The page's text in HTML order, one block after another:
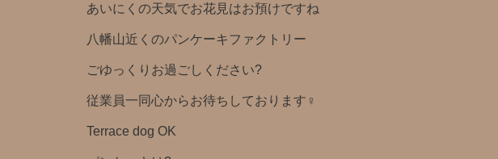
あいにくの天気️でお花見はお預けですね
八幡山近くのパンケーキファクトリー
ごゆっくりお過ごしください?
従業員一同心からお待ちしております‍♀️
Terrace dog OK